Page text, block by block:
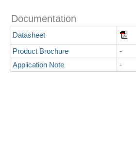
Documentation
Datasheet
Product Brochure
-
Application Note
-